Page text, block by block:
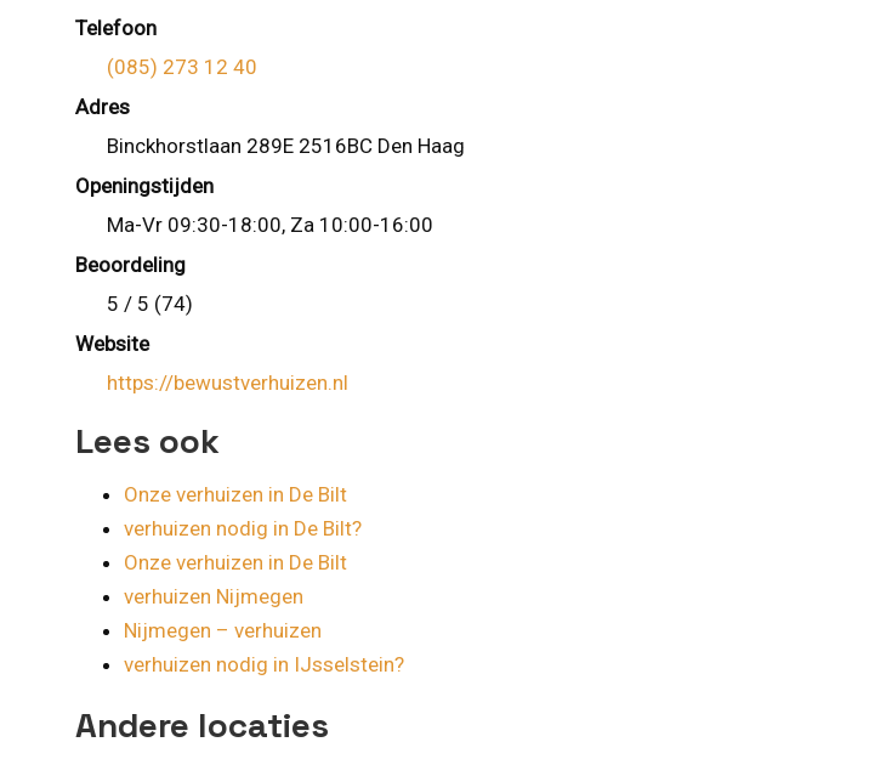
Telefoon
(085) 273 12 40
Adres
Binckhorstlaan 289E 2516BC Den Haag
Openingstijden
Ma-Vr 09:30-18:00, Za 10:00-16:00
Beoordeling
5 / 5 (74)
Website
https://bewustverhuizen.nl
Lees ook
Onze verhuizen in De Bilt
verhuizen nodig in De Bilt?
Onze verhuizen in De Bilt
verhuizen Nijmegen
Nijmegen – verhuizen
verhuizen nodig in IJsselstein?
Andere locaties